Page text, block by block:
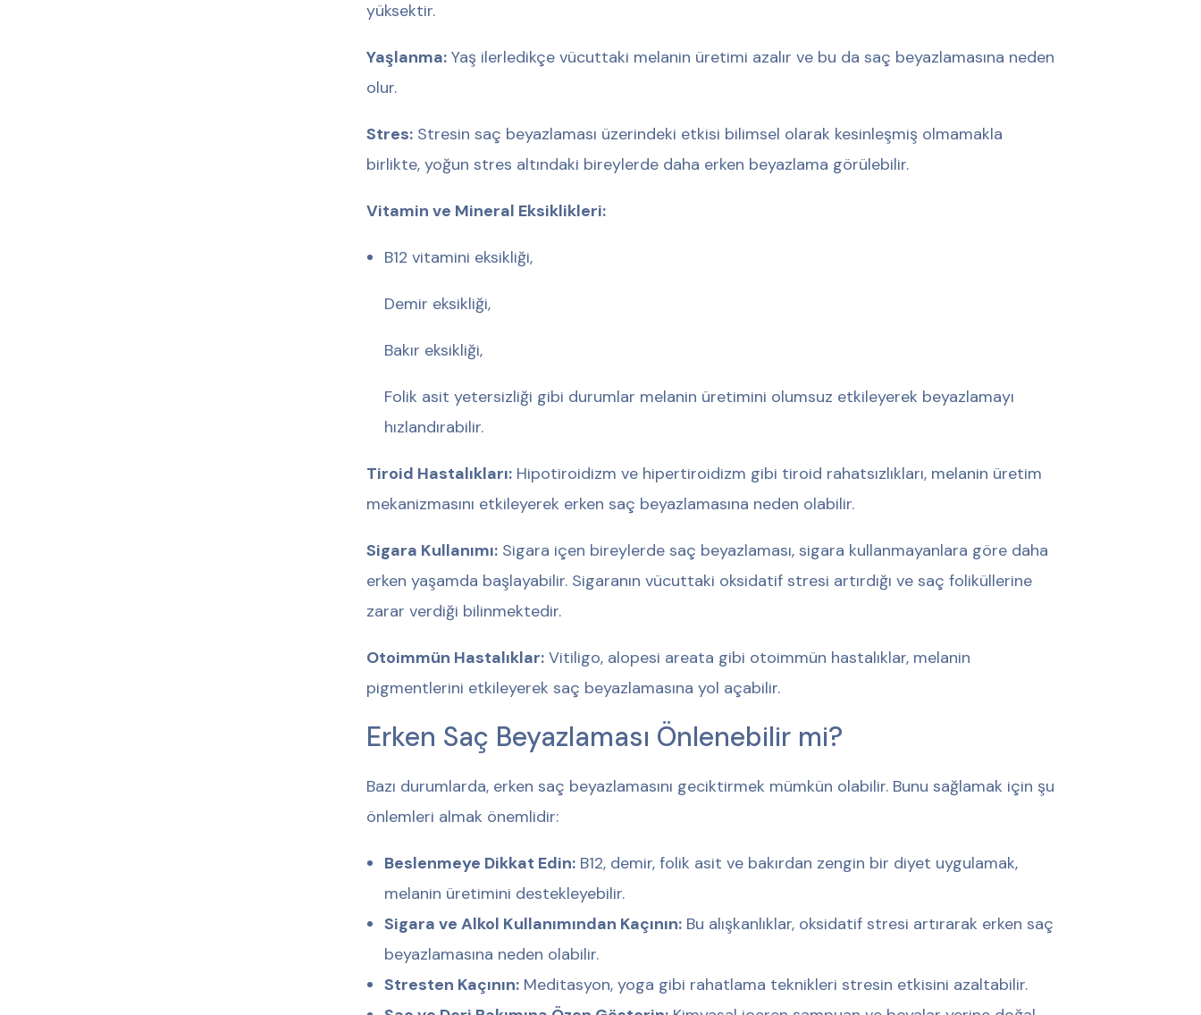
yüksektir.
Yaşlanma:Yaş ilerledikçe vücuttaki melanin üretimi azalır ve bu da saç beyazlamasına neden
olur.
Stres:Stresin saç beyazlaması üzerindeki etkisi bilimsel olarak kesinleşmiş olmamakla
birlikte, yoğun stres altındaki bireylerde daha erken beyazlama görülebilir.
Vitamin ve Mineral Eksiklikleri:
B12 vitamini eksikliği,
Demir eksikliği,
Bakır eksikliği,
Folik asit yetersizliği gibi durumlar melanin üretimini olumsuz etkileyerek beyazlamayı
hızlandırabilir.
Tiroid Hastalıkları:Hipotiroidizm ve hipertiroidizm gibi tiroid rahatsızlıkları, melanin üretim
mekanizmasını etkileyerek erken saç beyazlamasına neden olabilir.
Sigara Kullanımı:Sigara içen bireylerde saç beyazlaması, sigara kullanmayanlara göre daha
erken yaşamda başlayabilir. Sigaranın vücuttaki oksidatif stresi artırdığı ve saç foliküllerine
zarar verdiği bilinmektedir.
Otoimmün Hastalıklar:Vitiligo, alopesi areata gibi otoimmün hastalıklar, melanin
pigmentlerini etkileyerek saç beyazlamasına yol açabilir.
Erken Saç Beyazlaması Önlenebilir mi?
Bazı durumlarda, erken saç beyazlamasını geciktirmek mümkün olabilir. Bunu sağlamak için şu
önlemleri almak önemlidir:
Beslenmeye Dikkat Edin:B12, demir, folik asit ve bakırdan zengin bir diyet uygulamak,
melanin üretimini destekleyebilir.
Sigara ve Alkol Kullanımından Kaçının:Bu alışkanlıklar, oksidatif stresi artırarak erken saç
beyazlamasına neden olabilir.
Stresten Kaçının:Meditasyon, yoga gibi rahatlama teknikleri stresin etkisini azaltabilir.